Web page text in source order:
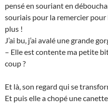
pensé en souriant en
souriais pour la remercier
plus !
J’ai bu, j’ai avalé une grande
– Elle est contente ma petite
coup ?
Et là, son regard qui se
Et puis elle a chopé une